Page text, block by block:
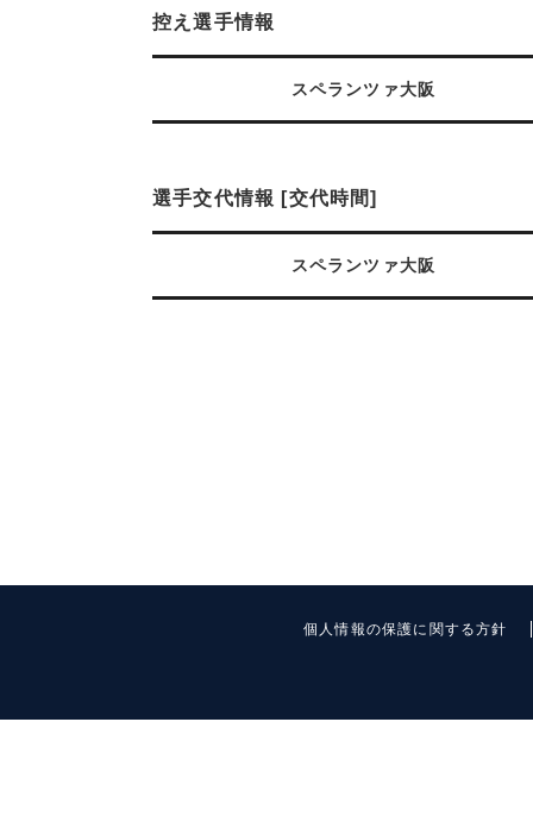
控え選手情報
スペランツァ大阪
選手交代情報 [交代時間]
スペランツァ大阪
個人情報の保護に関する方針